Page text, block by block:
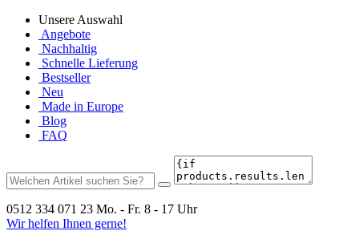
Unsere Auswahl
Angebote
Nachhaltig
Schnelle Lieferung
Bestseller
Neu
Made in Europe
Blog
FAQ
0512 334 071 23 Mo. - Fr. 8 - 17 Uhr
Wir helfen Ihnen gerne!